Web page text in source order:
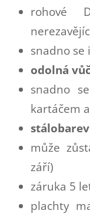
rohové
snadno se
odolná
snadno
kartáčem
může
září)
záruka 5
plachty